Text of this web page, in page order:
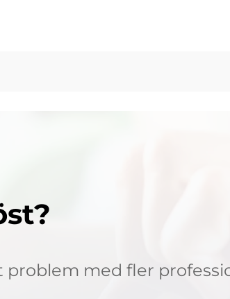
problem med fler